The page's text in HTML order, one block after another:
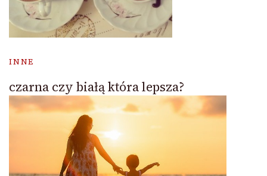
INNE
czarna czy białą która lepsza?